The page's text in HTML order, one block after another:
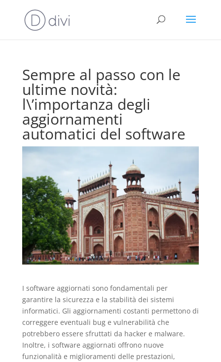
Sempre al passo con le
ultime novità:
l\’importanza degli
aggiornamenti
automatici del software
I software aggiornati sono fondamentali per
garantire la sicurezza e la stabilità dei sistemi
informatici. Gli aggiornamenti costanti permettono di
correggere eventuali bug e vulnerabilità che
potrebbero essere sfruttati da hacker e malware.
Inoltre, i software aggiornati offrono nuove
funzionalità e miglioramenti delle prestazioni,